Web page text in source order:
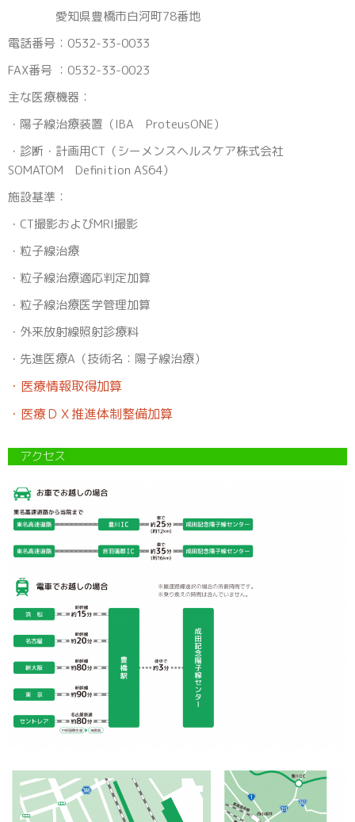
愛知県豊橋市白河町78番地
電話番号：0532-33-0033
FAX番号 ：0532-33-0023
主な医療機器：
・陽子線治療装置（IBA ProteusONE）
・診断・計画用CT（シーメンスヘルスケア株式会社
SOMATOM Definition AS64）
施設基準：
・CT撮影およびMRI撮影
・粒子線治療
・粒子線治療適応判定加算
・粒子線治療医学管理加算
・外来放射線照射診療料
・先進医療A（技術名：陽子線治療）
・医療情報取得加算
・医療ＤＸ推進体制整備加算
アクセス